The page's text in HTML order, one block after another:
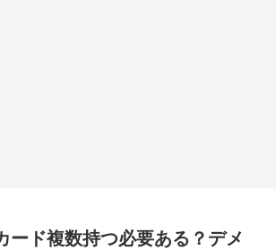
ード複数持つ必要ある？デメ